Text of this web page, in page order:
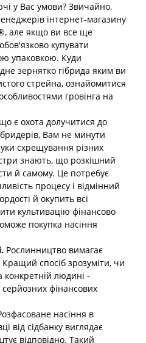
у Вас умови? Звичайно,
інтернет-магазину
але якщо ви все ще
купувати
упаковкою. Куди
зернятко гібрида яким ви
стрейна, ознайомитися
гровінга на
є охота долучитися до
Вам не минути
схрещування різних
знають, що розкішний
й самому. Це потребує
процесу і відмінний
й окупить всі
культивацію фінансово
покупка насіння
Рослинництво вимагає
Кращий спосіб зрозуміти, чи
конкретній людині -
фінансових
насіння в
від сідбанку виглядає
відповідно. Такий